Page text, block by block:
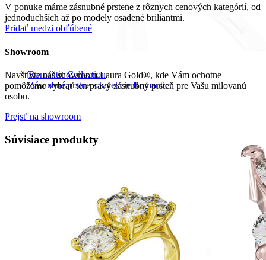
Romantic Collection
Zásnubné prstne z kolekcie Romantic.
V ponuke máme zásnubné prstene z rôznych cenových kategórií, od
jednoduchších až po modely osadené briliantmi.
Pridať medzi obľúbené
Showroom
Navštívte náš showroom Laura Gold®, kde Vám ochotne
pomôžeme vybrať ten pravý zásnubný prsteň pre Vašu milovanú
osobu.
Prejsť na showroom
Súvisiace produkty